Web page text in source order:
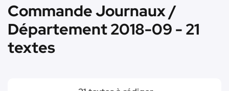
Commande Journaux /
Département 2018-09 - 21
textes